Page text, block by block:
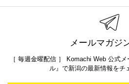
メールマガジ
［ 毎週金曜配信 ］ Komachi Web 公式
ル』で新潟の最新情報をチ